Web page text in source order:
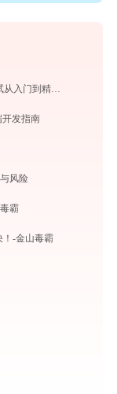
FurMark完全使用指南：显卡烤机与性能测试从入门到精通（2026最新）
开发指南
风险
霸
！-金山毒霸